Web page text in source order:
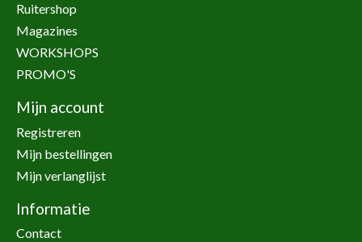
Ruitershop
Magazines
WORKSHOPS
PROMO'S
Mijn account
Registreren
Mijn bestellingen
Mijn verlanglijst
Informatie
Contact